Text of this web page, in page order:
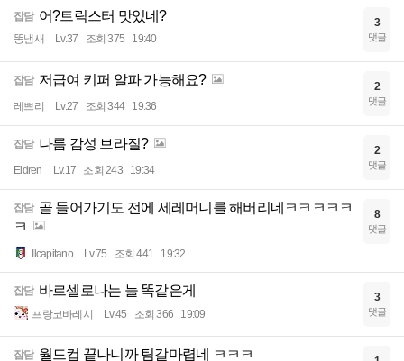
잡담 어?트릭스터 맛있네?
똥냄새 Lv.37 조회 375 19:40
3
댓글
잡담 저급여 키퍼 알파 가능해요?
레쁘리 Lv.27 조회 344 19:36
2
댓글
잡담 나름 감성 브라질?
Eldren Lv.17 조회 243 19:34
2
댓글
잡담 골 들어가기도 전에 세레머니를 해버리네ㅋㅋㅋㅋㅋ
ㅋ
Ilcapitano Lv.75 조회 441 19:32
8
댓글
잡담 바르셀로나는 늘 똑같은게
프랑코바레시 Lv.45 조회 366 19:09
3
댓글
잡담 월드컵 끝나니까 팀갈마렵네 ㅋㅋㅋ